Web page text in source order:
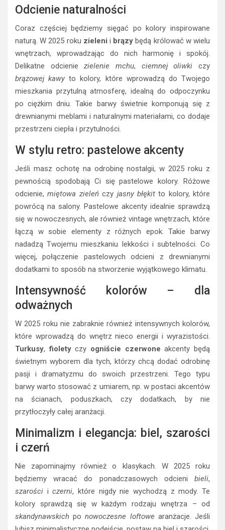
Odcienie naturalności
Coraz częściej będziemy sięgać po kolory inspirowane
naturą. W 2025 roku zieleni i brązy będą królować w wielu
wnętrzach, wprowadzając do nich harmonię i spokój.
Delikatne odcieniezielenie mchu, ciemnej oliwki czy
brązowej kawy to kolory, które wprowadzą do Twojego
mieszkania przytulną atmosferę, idealną do odpoczynku
po ciężkim dniu. Takie barwy świetnie komponują się z
drewnianymi meblami i naturalnymi materiałami, co dodaje
przestrzeni ciepła i przytulności.
W stylu retro: pastelowe akcenty
Jeśli masz ochotę na odrobinę nostalgii, w 2025 roku z
pewnością spodobają Ci się pastelowe kolory. Różowe
odcienie,miętowa zieleńczy jasny błękitto kolory, które
powrócą na salony. Pastelowe akcenty idealnie sprawdzą
się w nowoczesnych, ale również vintage wnętrzach, które
łączą w sobie elementy z różnych epok. Takie barwy
nadadzą Twojemu mieszkaniu lekkości i subtelności. Co
więcej, połączenie pastelowych odcieni z drewnianymi
dodatkami to sposób na stworzenie wyjątkowego klimatu.
Intensywność kolorów – dla
odważnych
W 2025 roku nie zabraknie również intensywnych kolorów,
które wprowadzą do wnętrz nieco energii i wyrazistości.
Turkusy,fioletyczy ogniście czerwone akcenty będą
świetnym wyborem dla tych, którzy chcą dodać odrobinę
pasji i dramatyzmu do swoich przestrzeni. Tego typu
barwy warto stosować z umiarem, np. w postaci akcentów
na ścianach, poduszkach, czy dodatkach, by nie
przytłoczyły całej aranżacji.
Minimalizm i elegancja: biel, szarości
i czerń
Nie zapominajmy również o klasykach. W 2025 roku
będziemy wracać do ponadczasowych odcieni bieli,
szarości iczerni, które nigdy nie wychodzą z mody. Te
kolory sprawdzą się w każdym rodzaju wnętrza – od
skandynawskich ponowoczesne loftowe aranżacje. Jeśli